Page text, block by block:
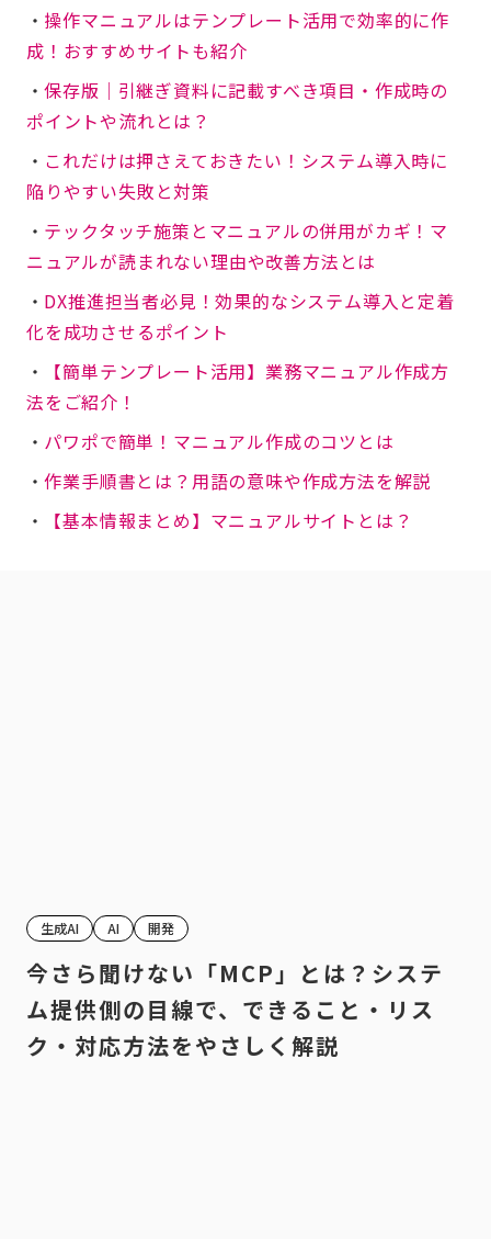
・ 操作マニュアルはテンプレート活用で効率的に作
成！おすすめサイトも紹介
・保存版│引継ぎ資料に記載すべき項目・作成時の
ポイントや流れとは？
・ これだけは押さえておきたい！システム導入時に
陥りやすい失敗と対策
・ テックタッチ施策とマニュアルの併用がカギ！マ
ニュアルが読まれない理由や改善方法とは
・ DX推進担当者必見！効果的なシステム導入と定着
化を成功させるポイント
・
【簡単テンプレート活用】業務マニュアル作成方
法をご紹介！
・ パワポで簡単！マニュアル作成のコツとは
・作業手順書とは？用語の意味や作成方法を解説
・
【基本情報まとめ】マニュアルサイトとは？
生成AI AI 開発
今さら聞けない「MCP」とは？システ
ム提供側の目線で、できること・リス
ク・対応方法をやさしく解説